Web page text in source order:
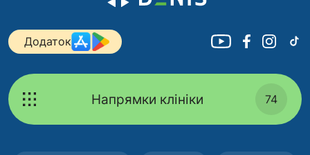
Додаток
Напрямки клініки 74